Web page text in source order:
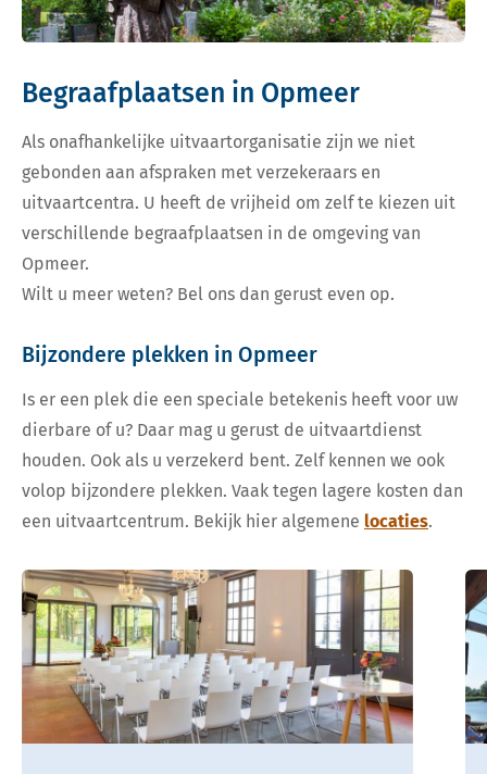
Begraafplaatsen in Opmeer
Als onafhankelijke uitvaartorganisatie zijn we niet
gebonden aan afspraken met verzekeraars en
uitvaartcentra. U heeft de vrijheid om zelf te kiezen uit
verschillende begraafplaatsen in de omgeving van
Opmeer.
Wilt u meer weten? Bel ons dan gerust even op.
Bijzondere plekken in Opmeer
Is er een plek die een speciale betekenis heeft voor uw
dierbare of u? Daar mag u gerust de uitvaartdienst
houden. Ook als u verzekerd bent. Zelf kennen we ook
volop bijzondere plekken. Vaak tegen lagere kosten dan
een uitvaartcentrum. Bekijk hier algemene locaties.